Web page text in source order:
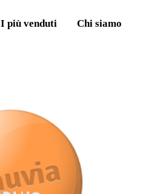
I più venduti Chi siamo